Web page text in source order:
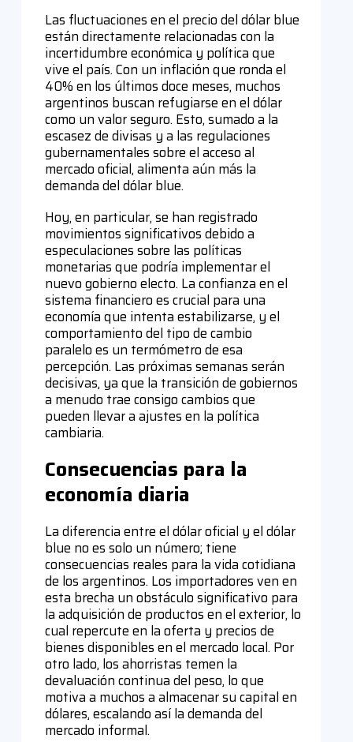
Las fluctuaciones en el precio del dólar blue
están directamente relacionadas con la
incertidumbre económica y política que
vive el país. Con un inflación que ronda el
40% en los últimos doce meses, muchos
argentinos buscan refugiarse en el dólar
como un valor seguro. Esto, sumado a la
escasez de divisas y a las regulaciones
gubernamentales sobre el acceso al
mercado oficial, alimenta aún más la
demanda del dólar blue.
Hoy, en particular, se han registrado
movimientos significativos debido a
especulaciones sobre las políticas
monetarias que podría implementar el
nuevo gobierno electo. La confianza en el
sistema financiero es crucial para una
economía que intenta estabilizarse, y el
comportamiento del tipo de cambio
paralelo es un termómetro de esa
percepción. Las próximas semanas serán
decisivas, ya que la transición de gobiernos
a menudo trae consigo cambios que
pueden llevar a ajustes en la política
cambiaria.
Consecuencias para la
economía diaria
La diferencia entre el dólar oficial y el dólar
blue no es solo un número; tiene
consecuencias reales para la vida cotidiana
de los argentinos. Los importadores ven en
esta brecha un obstáculo significativo para
la adquisición de productos en el exterior, lo
cual repercute en la oferta y precios de
bienes disponibles en el mercado local. Por
otro lado, los ahorristas temen la
devaluación continua del peso, lo que
motiva a muchos a almacenar su capital en
dólares, escalando así la demanda del
mercado informal.